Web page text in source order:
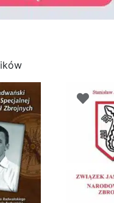
Posortowane
według
najnowszych